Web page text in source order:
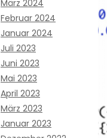
März 2024
Februar 2024
Januar 2024
Juli 2023
Juni 2023
Mai 2023
April 2023
März 2023
Januar 2023